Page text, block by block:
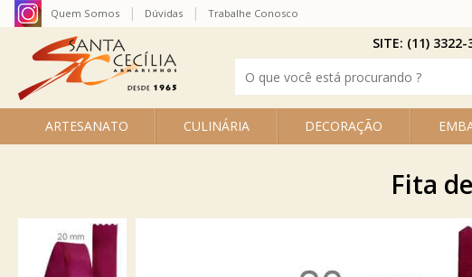
ARTESANATO CULINÁRIA DECORAÇÃO
Quem Somos Dúvidas Trabalhe Conosco
SITE: (11)
Fita